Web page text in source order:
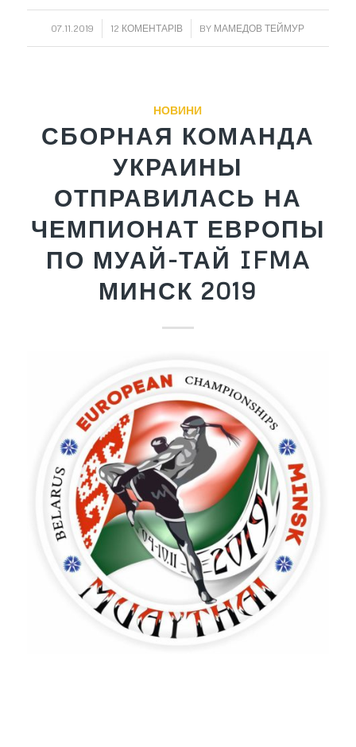
07.11.2019
/ 12 КОМЕНТАРІВ
/ BY МАМЕДОВ ТЕЙМУР
НОВИНИ
СБОРНАЯ КОМАНДА
УКРАИНЫ
ОТПРАВИЛАСЬ НА
ЧЕМПИОНАТ ЕВРОПЫ
ПО МУАЙ-ТАЙ IFMA
МИНСК 2019